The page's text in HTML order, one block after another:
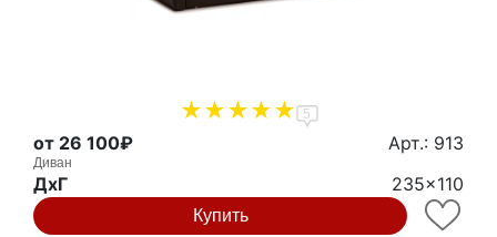
5
от 26 100₽ Арт.: 913
Диван
ДxГ 235x110
Купить